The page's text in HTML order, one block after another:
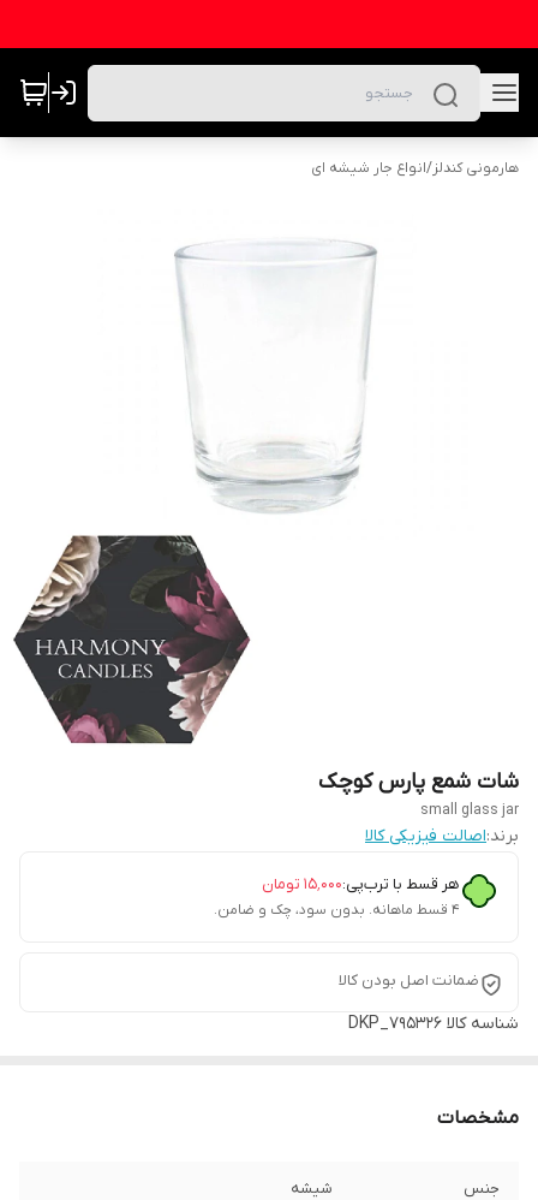
هارمونی کندلز/انواع جار شیشه ای
شات شمع پارس کوچک
small glass jar
برند:اصالت فیزیکی کالا
هر قسط با ترب‌پی:۱۵٬۰۰۰ تومان
۴ قسط ماهانه. بدون سود، چک و ضامن.
ضمانت اصل بودن کالا
شناسه کالا DKP_795326
مشخصات
جنس شیشه